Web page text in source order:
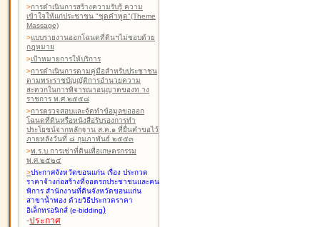
>การดำเนินการสร้างความรับรู้ ความ
เข้าใจให้แก่ประชาชน "ชุดคำพูด"(Theme
Massage)
>แบบรายงานออกโฉนดที่ดินฯไม่ชอบด้วย
กฎหมาย
>เป้าหมายการให้บริการ
>การดำเนินการตามคู่มือสำหรับประชาชน
ตามพระราชบัญญัติการอำนวยความ
สะดวกในการพิจารณาอนุญาตของท าง
ราชการ พ.ศ.๒๕๕๘
>การตรวจสอบและจัดทำข้อมูลขอออก
โฉนดที่ดินหรือหนังสือรับรองการทำ
ประโยชน์จากหลักฐาน ส.ค.๑ ที่ยื่นคำขอไว้
ภายหลังวันที่ ๘ กุมภาพันธ์ ๒๕๕๓
>พ.ร.บ.การเช่าที่ดินเพื่อเกษตรกรรม
พ.ศ.๒๕๒๔
>ประกาศจังหวัดขอนแก่น เรื่อง ประกวด
ราคาจ้างก่อสร้างที่จอดรถประชาชนและคน
พิการ สำนักงานที่ดินจังหวัดขอนแก่น
สาขาน้ำพอง ด้วยวิธีประกวดราคา
อิเล็กทรอนิกส์ (e-bidding)
-ประกาศ